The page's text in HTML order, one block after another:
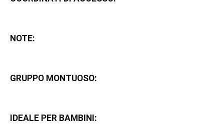
NOTE:
GRUPPO MONTUOSO:
IDEALE PER BAMBINI: